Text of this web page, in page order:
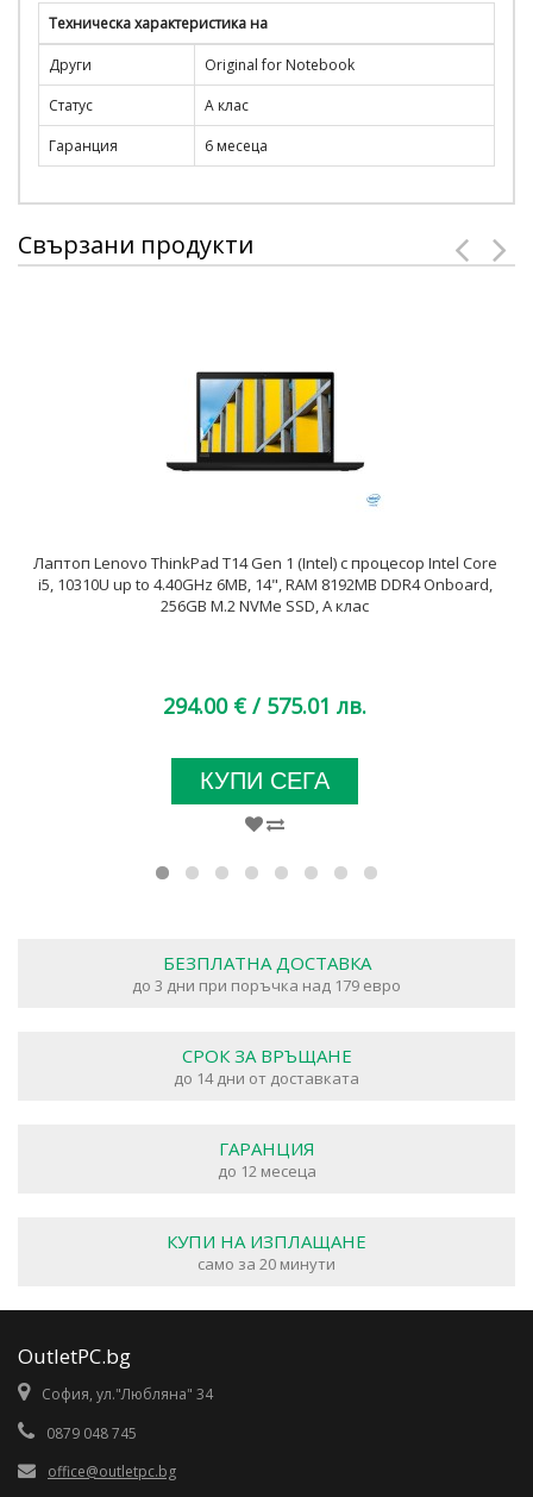
Техническа характеристика на
Други
Original for Notebook
Статус
А клас
Гаранция
6 месеца
Свързани продукти
Лаптоп Lenovo ThinkPad T14 Gen 1 (Intel) с процесор Intel Core
i5, 10310U up to 4.40GHz 6MB, 14", RAM 8192MB DDR4 Onboard,
256GB M.2 NVMe SSD, A клас
294.00 € / 575.01 лв.
КУПИ СЕГА
БЕЗПЛАТНА ДОСТАВКА
до 3 дни при поръчка над 179 евро
СРОК ЗА ВРЪЩАНЕ
до 14 дни от доставката
ГАРАНЦИЯ
до 12 месеца
КУПИ НА ИЗПЛАЩАНЕ
само за 20 минути
OutletPC.bg
София, ул."Любляна" 34
0879 048 745
office@outletpc.bg